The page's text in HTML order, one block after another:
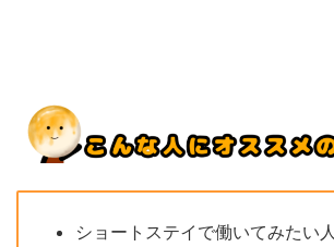
ショートステイで働いてみたい人